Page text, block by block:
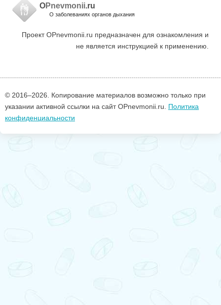
OPnevmonii.ru
О заболеваниях органов дыхания
Проект OPnevmonii.ru предназначен для ознакомления и
не является инструкцией к применению.
© 2016–2026. Копирование материалов возможно только при
указании активной ссылки на сайт OPnevmonii.ru. Политика
конфиденциальности